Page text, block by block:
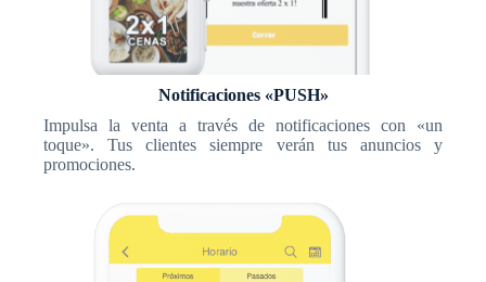
Notificaciones «PUSH»
Impulsa la venta a través de notificaciones con «un
toque». Tus clientes siempre verán tus anuncios y
promociones.